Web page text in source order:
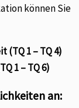
können Sie
(TQ 1 – TQ 4)
1 – TQ 6)
an: